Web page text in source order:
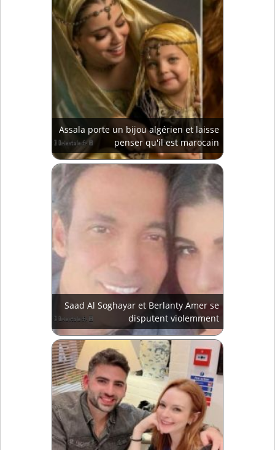
Assala porte un bijou algérien et laisse
penser qu'il est marocain
Saad Al Soghayar et Berlanty Amer se
disputent violemment